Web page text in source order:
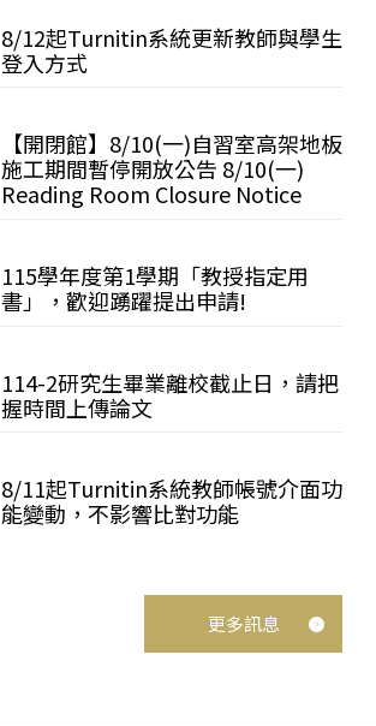
8/12起Turnitin系統更新教師與學生
登入方式
【開閉館】8/10(一)自習室高架地板
施工期間暫停開放公告 8/10(一)
Reading Room Closure Notice
115學年度第1學期「教授指定用
書」，歡迎踴躍提出申請!
114-2研究生畢業離校截止日，請把
握時間上傳論文
8/11起Turnitin系統教師帳號介面功
能變動，不影響比對功能
更多訊息